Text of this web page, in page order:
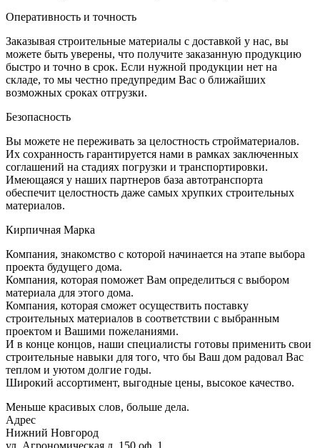
Оперативность и точность
Заказывая строительные материалы с доставкой у нас, вы
можете быть уверены, что получите заказанную продукцию
быстро и точно в срок. Если нужной продукции нет на
складе, то мы честно предупредим Вас о ближайших
возможных сроках отгрузки.
Безопасность
Вы можете не переживать за целостность стройматериалов.
Их сохранность гарантируется нами в рамках заключенных
соглашений на стадиях погрузки и транспортировки.
Имеющаяся у наших партнеров база автотранспорта
обеспечит целостность даже самых хрупких строительных
материалов.
Кирпичная Марка
Компания, знакомство с которой начинается на этапе выбора
проекта будущего дома.
Компания, которая поможет Вам определиться с выбором
материала для этого дома.
Компания, которая сможет осуществить поставку
строительных материалов в соответствии с выбранным
проектом и Вашими пожеланиями.
И в конце концов, наши специалисты готовы применить свои
строительные навыки для того, что бы Ваш дом радовал Вас
теплом и уютом долгие годы.
Широкий ассортимент, выгодные цены, высокое качество.
Меньше красивых слов, больше дела.
Адрес
Нижний Новгород